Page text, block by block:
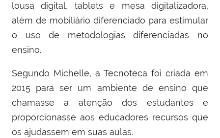
lousa digital, tablets e mesa digitalizadora,
além de mobiliário diferenciado para estimular
o uso de metodologias diferenciadas no
ensino.
Segundo Michelle, a Tecnoteca foi criada em
2015 para ser um ambiente de ensino que
chamasse a atenção dos estudantes e
proporcionasse aos educadores recursos que
os ajudassem em suas aulas.